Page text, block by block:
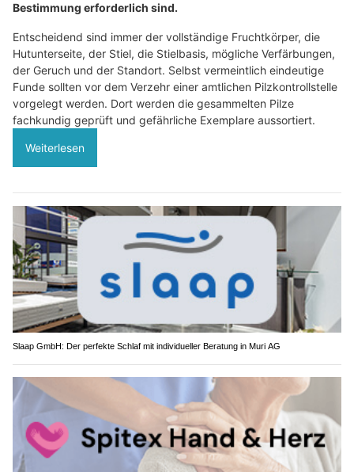
Bestimmung erforderlich sind.
Entscheidend sind immer der vollständige Fruchtkörper, die
Hutunterseite, der Stiel, die Stielbasis, mögliche Verfärbungen,
der Geruch und der Standort. Selbst vermeintlich eindeutige
Funde sollten vor dem Verzehr einer amtlichen Pilzkontrollstelle
vorgelegt werden. Dort werden die gesammelten Pilze
fachkundig geprüft und gefährliche Exemplare aussortiert.
Weiterlesen
Slaap GmbH: Der perfekte Schlaf mit individueller Beratung in Muri AG